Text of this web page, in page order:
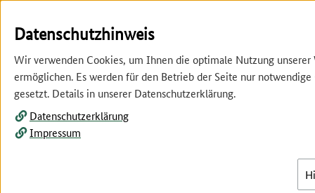
Springe
Hauptnavigation
Springe
InhaltDatenschutzhinweis
Wir verwenden Cookies, um Ihnen die optimale Nutzung unserer
ermöglichen. Es werden für den Betrieb der Seite nur notwendige
gesetzt. Details in unserer Datenschutzerklärung.
Datenschutzerklärung
Impressum